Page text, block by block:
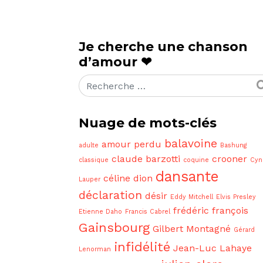
Je cherche une chanson
d’amour ❤
Rechercher
Nuage de mots-clés
adulte amour perdu balavoine
Bashung
classique claude barzotti coquine crooner
Lauper céline dion dansante
déclaration désir Eddy Mitchell Elvis Presley
Etienne Daho
Francis Cabrel frédéric françois
Gainsbourg Gilbert Montagné Gérard
Lenorman infidélité Jean-Luc Lahaye